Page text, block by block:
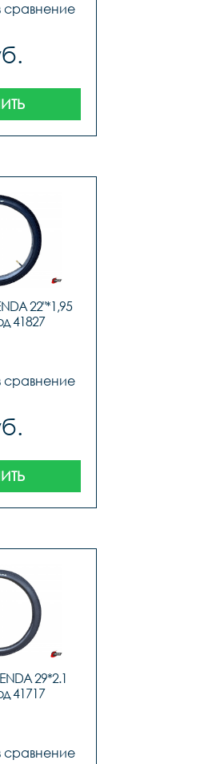
сравнение
22"*1,95
41827
сравнение
29*2.1
41717
сравнение